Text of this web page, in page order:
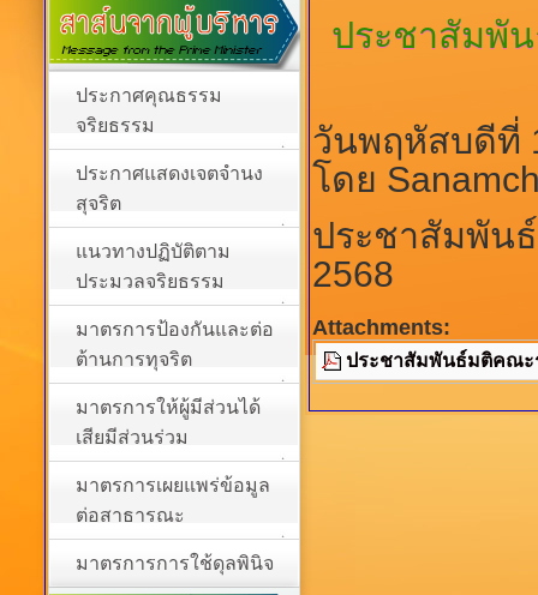
ประชาสัมพั
วันพฤหัสบดีที่
โดย
ประชาสัมพัน
2568
Attachments:
ประชาสัมพันธ์มติคณะ
ประกาศคุณธรรม
จริยธรรม
ประกาศแสดงเจตจำนง
สุจริต
แนวทางปฏิบัติตาม
ประมวลจริยธรรม
มาตรการป้องกันและต่อ
ต้านการทุจริต
มาตรการให้ผู้มีส่วนได้
เสียมีส่วนร่วม
มาตรการเผยแพร่ข้อมูล
ต่อสาธารณะ
มาตรการการใช้ดุลพินิจ